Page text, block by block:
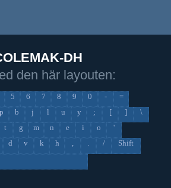
DH
den här layouten:
5 6 7 8 9 0 -
=
p b j l u y ; [ ]
\
t g m n e i o
'
d v k h , . / Shift